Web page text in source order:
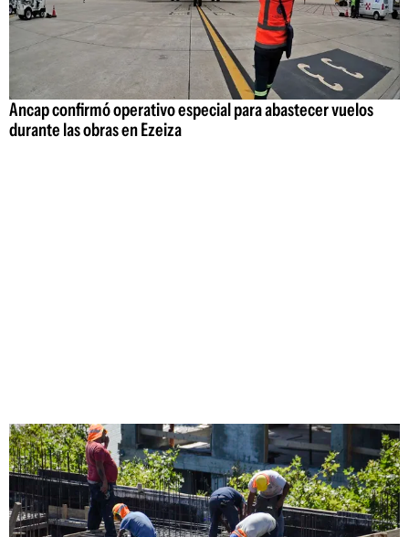
Ancap confirmó operativo especial para abastecer vuelos
durante las obras en Ezeiza